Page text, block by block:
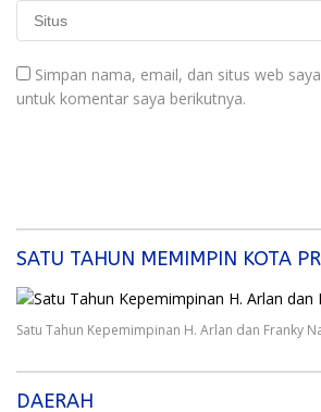
Simpan nama, email, dan situs web
untuk komentar saya berikutnya.
SATU TAHUN MEMIMPIN KOTA
Satu Tahun Kepemimpinan H. Arlan dan Franky
DAERAH